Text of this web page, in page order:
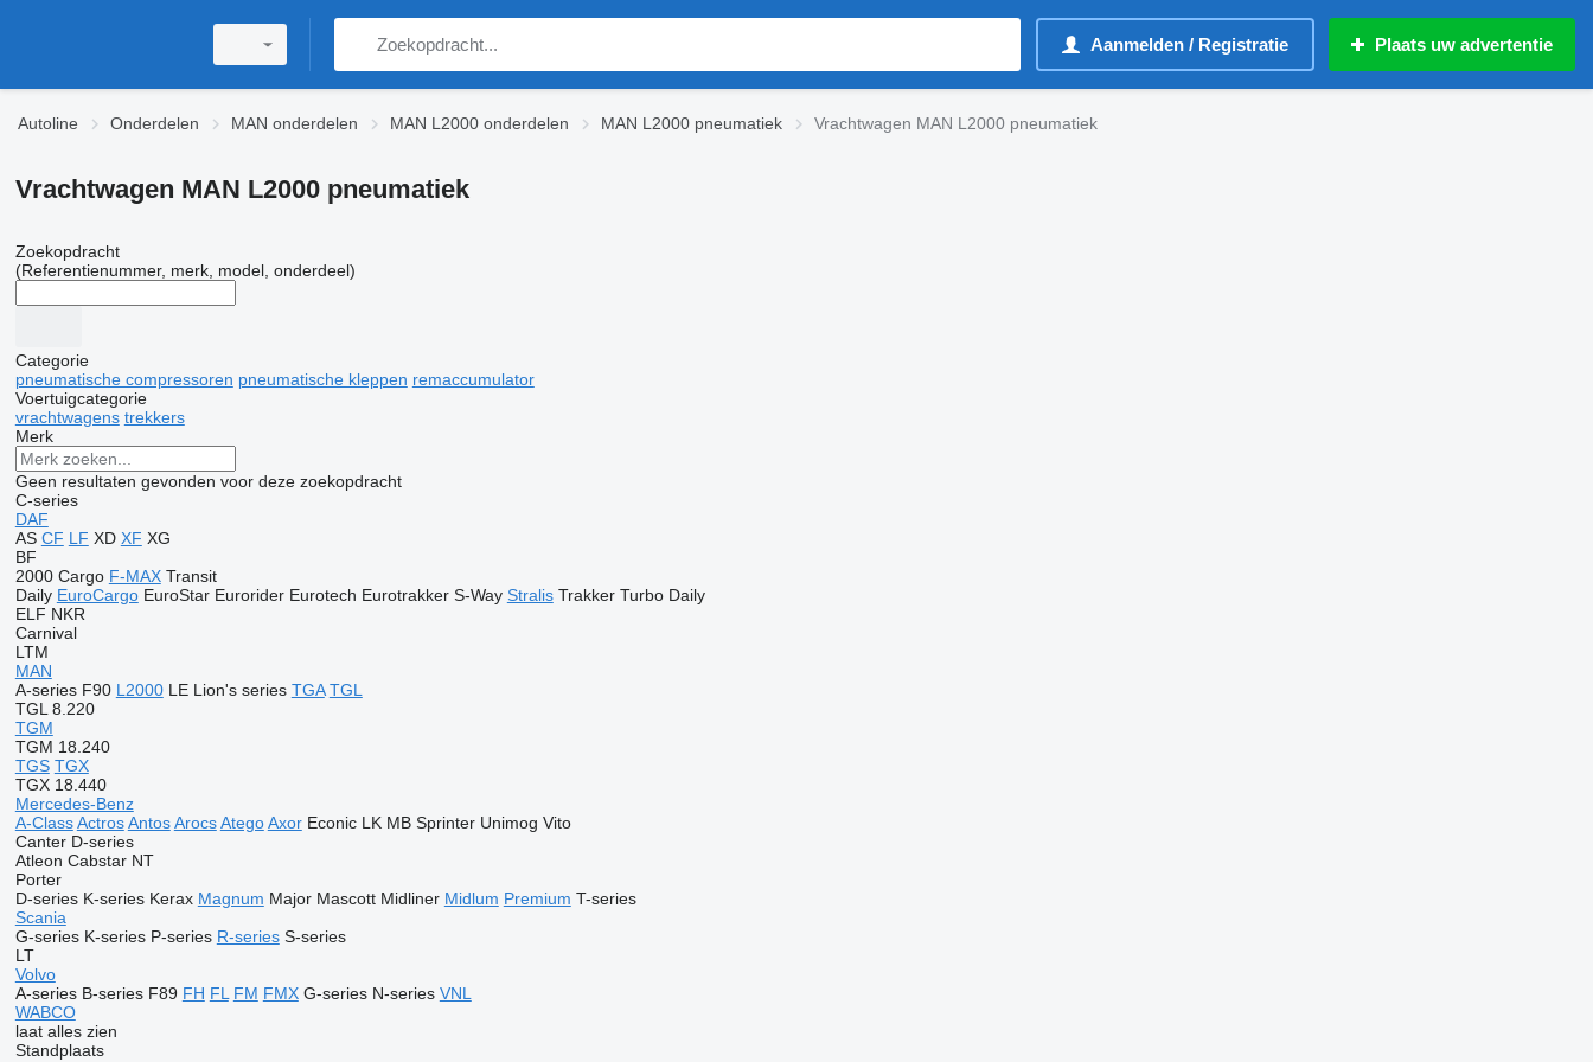
Aanmelden / Registratie Plaats uw advertentie
Autoline Onderdelen MAN onderdelen MAN L2000 onderdelen MAN L2000 pneumatiek Vrachtwagen MAN L2000 pneumatiek
Vrachtwagen MAN L2000 pneumatiek
Zoekopdracht
(Referentienummer, merk, model, onderdeel)
Categorie
pneumatische compressoren pneumatische kleppen remaccumulator
Voertuigcategorie
vrachtwagens trekkers
Merk
Geen resultaten gevonden voor deze zoekopdracht
C-series
DAF
AS CF LF XD XF XG
BF
2000 Cargo F-MAX Transit
Daily EuroCargo EuroStar Eurorider Eurotech Eurotrakker S-Way Stralis Trakker Turbo Daily
ELF NKR
Carnival
LTM
MAN
A-series F90 L2000 LE Lion's series TGA TGL
TGL 8.220
TGM
TGM 18.240
TGS TGX
TGX 18.440
Mercedes-Benz
A-Class Actros Antos Arocs Atego Axor Econic LK MB Sprinter Unimog Vito
Canter D-series
Atleon Cabstar NT
Porter
D-series K-series Kerax Magnum Major Mascott Midliner Midlum Premium T-series
Scania
G-series K-series P-series R-series S-series
LT
Volvo
A-series B-series F89 FH FL FM FMX G-series N-series VNL
WABCO
laat alles zien
Standplaats